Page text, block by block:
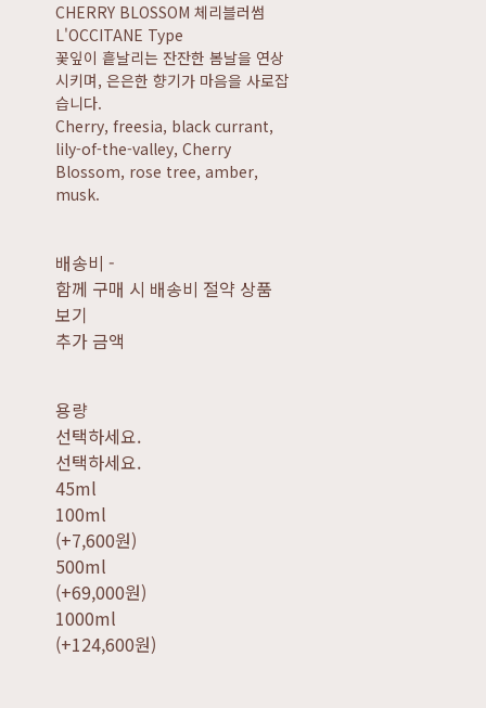
CHERRY BLOSSOM 체리블러썸
L'OCCITANE Type
꽃잎이 흩날리는 잔잔한 봄날을 연상
시키며, 은은한 향기가 마음을 사로잡
습니다.
Cherry, freesia, black currant,
lily-of-the-valley, Cherry
Blossom, rose tree, amber,
musk.
배송비-
함께 구매 시 배송비 절약 상품
보기
추가 금액
용량
선택하세요.
선택하세요.
45ml
100ml
(+7,600원)
500ml
(+69,000원)
1000ml
(+124,600원)